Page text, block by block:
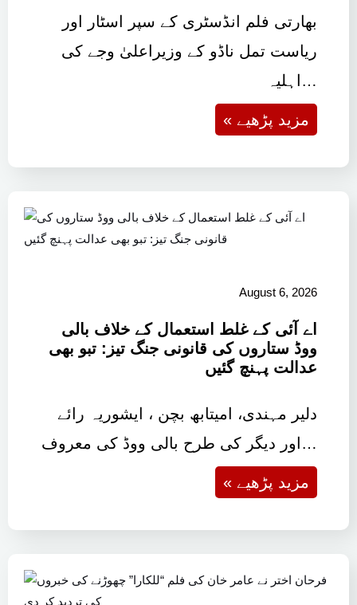
بھارتی فلم انڈسٹری کے سپر اسٹار اور
ریاست تمل ناڈو کے وزیراعلیٰ وجے کی
اہلیہ…
« مزید پڑھیے
August 6, 2026
اے آئی کے غلط استعمال کے خلاف بالی
ووڈ ستاروں کی قانونی جنگ تیز: تبو بھی
عدالت پہنچ گئیں
دلیر مہندی، امیتابھ بچن ، ایشوریہ رائے
اور دیگر کی طرح بالی ووڈ کی معروف…
« مزید پڑھیے